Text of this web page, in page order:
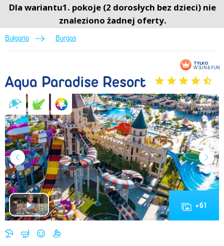
Menu Menu
Bułgaria Burgas
TYLKO
W SUN & FUN
Aqua Paradise Resort
+61
Dla wariantu1. pokoje (2 dorosłych bez dzieci) nie
znaleziono żadnej oferty.
Aqua Paradise Resort (Lato 2026) • Burgas • Bułgaria • BP Sun&Fun